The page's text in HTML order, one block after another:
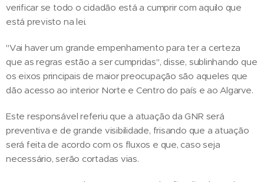
verificar se todo o cidadão está a cumprir com aquilo que
está previsto na lei.
"Vai haver um grande empenhamento para ter a certeza
que as regras estão a ser cumpridas", disse, sublinhando que
os eixos principais de maior preocupação são aqueles que
dão acesso ao interior Norte e Centro do país e ao Algarve.
Este responsável referiu que a atuação da GNR será
preventiva e de grande visibilidade, frisando que a atuação
será feita de acordo com os fluxos e que, caso seja
necessário, serão cortadas vias.